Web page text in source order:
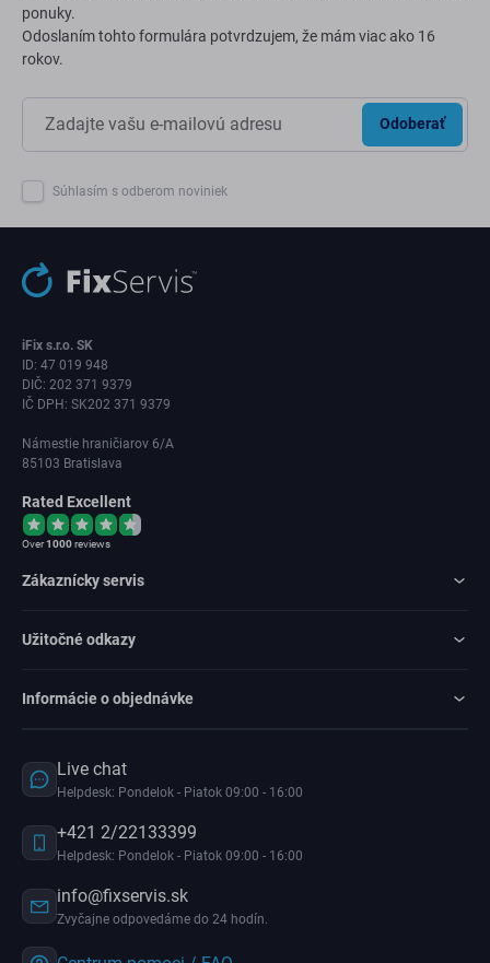
ponuky.
Odoslaním tohto formulára potvrdzujem, že mám viac ako 16
rokov.
Odoberať
Súhlasím s odberom noviniek
iFix s.r.o. SK
ID: 47 019 948
DIČ: 202 371 9379
IČ DPH: SK202 371 9379
Námestie hraničiarov 6/A
85103 Bratislava
Rated Excellent
Over1000reviews
Zákaznícky servis
Užitočné odkazy
Informácie o objednávke
Live chat
Helpdesk: Pondelok - Piatok 09:00 - 16:00
+421 2/22133399
Helpdesk: Pondelok - Piatok 09:00 - 16:00
info@fixservis.sk
Zvyčajne odpovedáme do 24 hodín.